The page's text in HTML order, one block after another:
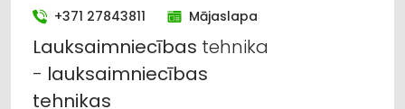
+371 27843811 Mājaslapa
Lauksaimniecības tehnika
- lauksaimniecības
tehnikas